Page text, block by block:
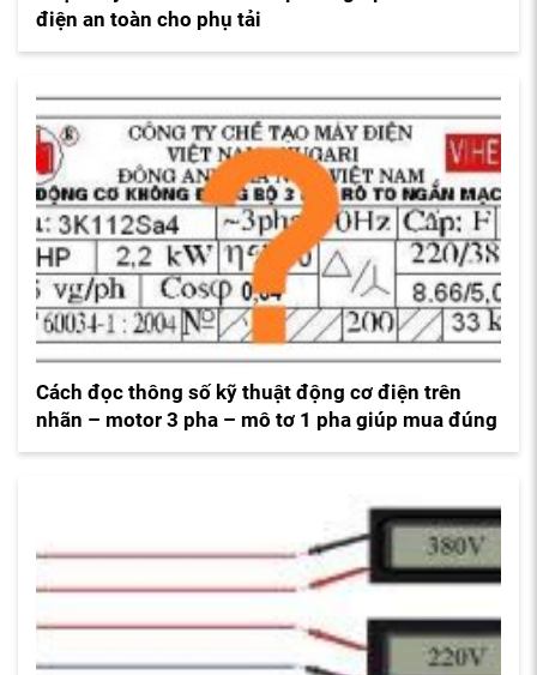
điện an toàn cho phụ tải
Cách đọc thông số kỹ thuật động cơ điện trên
nhãn – motor 3 pha – mô tơ 1 pha giúp mua đúng